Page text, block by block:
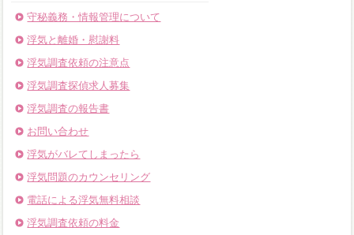
守秘義務・情報管理について
浮気と離婚・慰謝料
浮気調査依頼の注意点
浮気調査探偵求人募集
浮気調査の報告書
お問い合わせ
浮気がバレてしまったら
浮気問題のカウンセリング
電話による浮気無料相談
浮気調査依頼の料金